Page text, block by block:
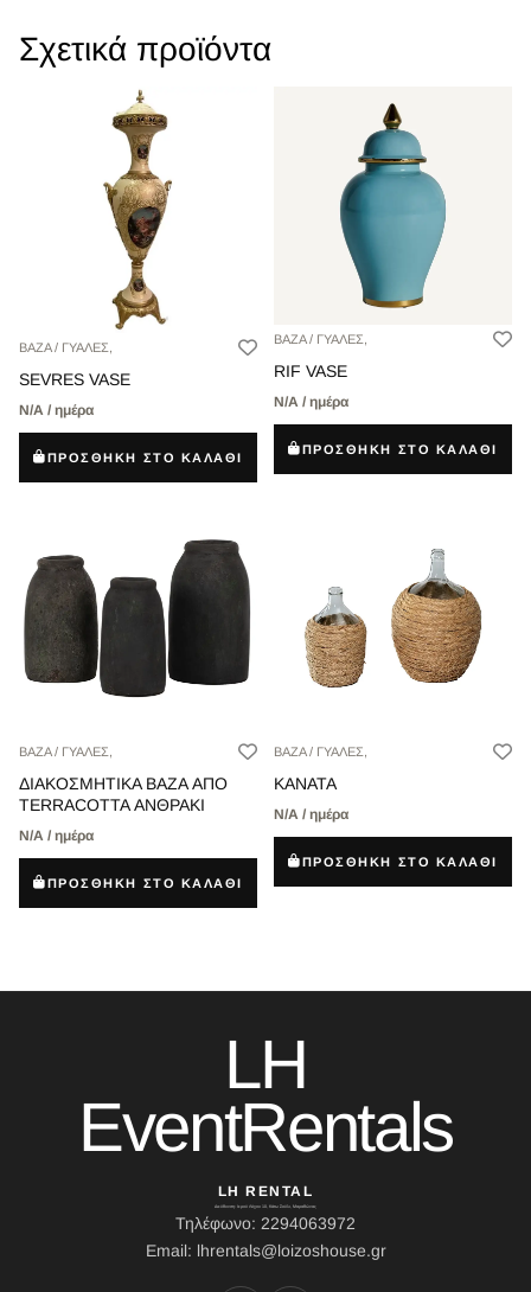
Σχετικά προϊόντα
ΒΑΖΑ / ΓΥΑΛΕΣ,
SEVRES VASE
Ν/Α / ημέρα
ΠΡΟΣΘΗΚΗ ΣΤΟ ΚΑΛΑΘΙ
ΒΑΖΑ / ΓΥΑΛΕΣ,
RIF VASE
Ν/Α / ημέρα
ΠΡΟΣΘΗΚΗ ΣΤΟ ΚΑΛΑΘΙ
ΒΑΖΑ / ΓΥΑΛΕΣ,
ΔΙΑΚΟΣΜΗΤΙΚA ΒΑΖA ΑΠΟ
TERRACOTTA ΑΝΘΡΑΚΙ
Ν/Α / ημέρα
ΠΡΟΣΘΗΚΗ ΣΤΟ ΚΑΛΑΘΙ
ΒΑΖΑ / ΓΥΑΛΕΣ,
ΚΑΝΑΤΑ
Ν/Α / ημέρα
ΠΡΟΣΘΗΚΗ ΣΤΟ ΚΑΛΑΘΙ
LH
EventRentals
LH RENTAL
Διεύθυνση: Ιερού Λόχου 10, Κάτω Σούλι, Μαραθώνας
Τηλέφωνο: 2294063972
Email: lhrentals@loizoshouse.gr